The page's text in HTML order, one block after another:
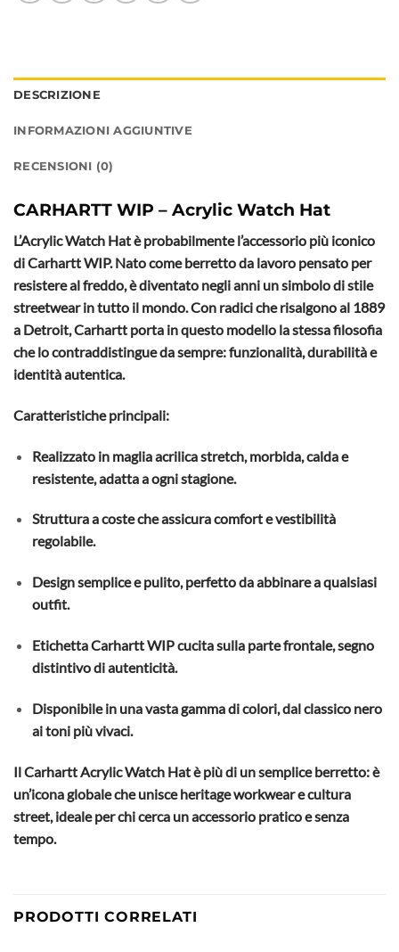
DESCRIZIONE
INFORMAZIONI AGGIUNTIVE
RECENSIONI (0)
CARHARTT WIP – Acrylic Watch Hat
L’Acrylic Watch Hat è probabilmente l’accessorio più iconico
di Carhartt WIP. Nato come berretto da lavoro pensato per
resistere al freddo, è diventato negli anni un simbolo di stile
streetwear in tutto il mondo. Con radici che risalgono al 1889
a Detroit, Carhartt porta in questo modello la stessa filosofia
che lo contraddistingue da sempre: funzionalità, durabilità e
identità autentica.
Caratteristiche principali:
Realizzato in maglia acrilica stretch, morbida, calda e
resistente, adatta a ogni stagione.
Struttura a coste che assicura comfort e vestibilità
regolabile.
Design semplice e pulito, perfetto da abbinare a qualsiasi
outfit.
Etichetta Carhartt WIP cucita sulla parte frontale, segno
distintivo di autenticità.
Disponibile in una vasta gamma di colori, dal classico nero
ai toni più vivaci.
Il Carhartt Acrylic Watch Hat è più di un semplice berretto: è
un’icona globale che unisce heritage workwear e cultura
street, ideale per chi cerca un accessorio pratico e senza
tempo.
PRODOTTI CORRELATI